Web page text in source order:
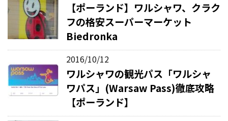
【ポーランド】ワルシャワ、クラク
フの格安スーパーマーケット
Biedronka
2016/10/12
ワルシャワの観光パス「ワルシャ
ワパス」(Warsaw Pass)徹底攻略
【ポーランド】